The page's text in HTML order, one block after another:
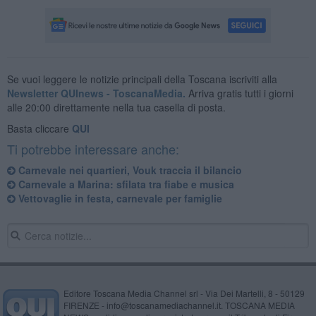
Se vuoi leggere le notizie principali della Toscana iscriviti alla
Newsletter QUInews - ToscanaMedia. Arriva gratis tutti i giorni
alle 20:00 direttamente nella tua casella di posta.
Basta cliccare QUI
Ti potrebbe interessare anche:
Carnevale nei quartieri, Vouk traccia il bilancio
Carnevale a Marina: sfilata tra fiabe e musica
Vettovaglie in festa, carnevale per famiglie
Editore Toscana Media Channel srl - Via Dei Martelli, 8 - 50129
FIRENZE - info@toscanamediachannel.it. TOSCANA MEDIA